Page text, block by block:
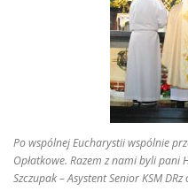
Po wspólnej Eucharystii wspólnie
Opłatkowe. Razem z nami byli pani
Szczupak – Asystent Senior KSM